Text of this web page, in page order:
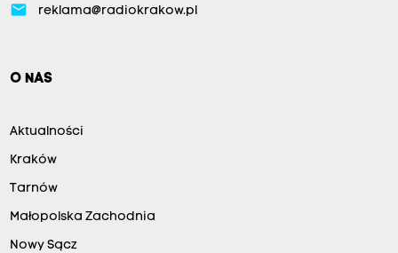
email reklama@radiokrakow.pl
O NAS
Aktualności
Kraków
Tarnów
Małopolska Zachodnia
Nowy Sącz